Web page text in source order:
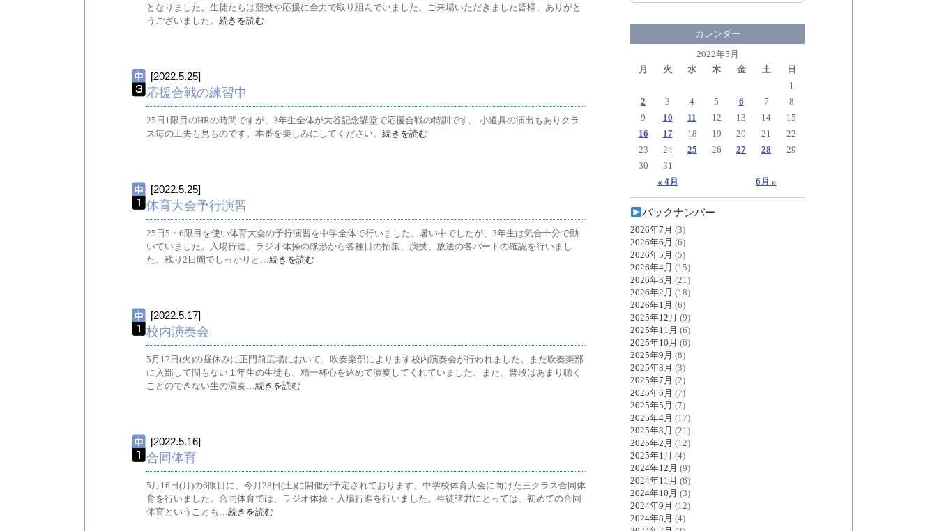
となりました。生徒たちは競技や応援に全力で取り組んでいました。ご来場いただきました皆様、ありがと
うございました。 続きを読む
[2022.5.25]
応援合戦の練習中
25日1限目のHRの時間ですが、3年生全体が大谷記念講堂で応援合戦の特訓です。 小道具の演出もありクラ
ス毎の工夫も見ものです。本番を楽しみにしてください。 続きを読む
[2022.5.25]
体育大会予行演習
25日5・6限目を使い体育大会の予行演習を中学全体で行いました。暑い中でしたが、3年生は気合十分で動
いていました。入場行進、ラジオ体操の隊形から各種目の招集、演技、放送の各パートの確認を行いまし
た。残り2日間でしっかりと…続きを読む
[2022.5.17]
校内演奏会
5月17日(火)の昼休みに正門前広場において、吹奏楽部によります校内演奏会が行われました。まだ吹奏楽部
に入部して間もない１年生の生徒も、精一杯心を込めて演奏してくれていました。また、普段はあまり聴く
ことのできない生の演奏…続きを読む
[2022.5.16]
合同体育
5月16日(月)の6限目に、今月28日(土)に開催が予定されております、中学校体育大会に向けた三クラス合同体
育を行いました。合同体育では、ラジオ体操・入場行進を行いました。生徒諸君にとっては、初めての合同
体育ということも…続きを読む
カレンダー
2022年5月
月
火 水 木 金 土 日
« 4月 6月 »
1
2
3 4 5 6 7
8
9
10 11 12 13 14
15
16
17 18 19 20 21
22
23
24 25 26 27 28
29
30
31
バックナンバー
2026年7月 (3)
2026年6月 (6)
2026年5月 (5)
2026年4月 (15)
2026年3月 (21)
2026年2月 (18)
2026年1月 (6)
2025年12月 (9)
2025年11月 (6)
2025年10月 (6)
2025年9月 (8)
2025年8月 (3)
2025年7月 (2)
2025年6月 (7)
2025年5月 (7)
2025年4月 (17)
2025年3月 (21)
2025年2月 (12)
2025年1月 (4)
2024年12月 (9)
2024年11月 (6)
2024年10月 (3)
2024年9月 (12)
2024年8月 (4)